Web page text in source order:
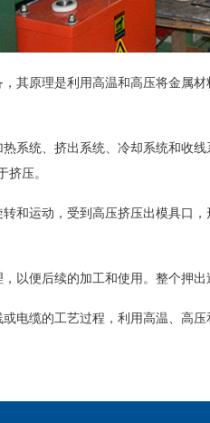
其原理是利用高温和高压将金属
系统、挤出系统、冷却系统和收
压。
和运动，受到高压挤压出模具口
便后续的加工和使用。整个押
缆的工艺过程，利用高温、高